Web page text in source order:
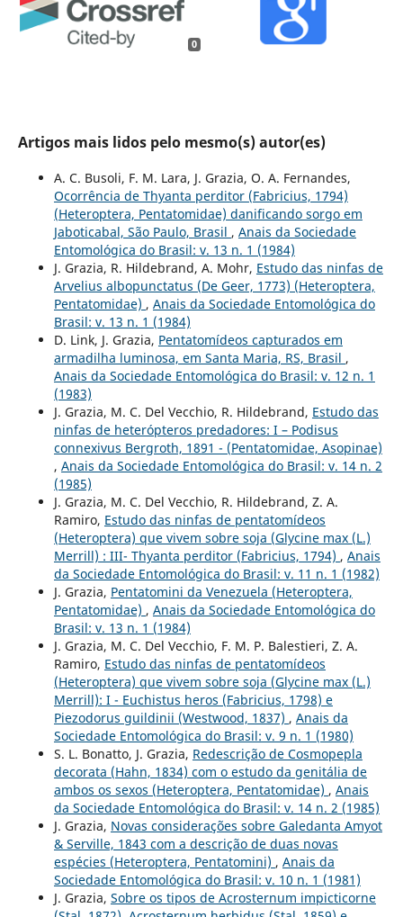
0
Artigos mais lidos pelo mesmo(s) autor(es)
A. C. Busoli, F. M. Lara, J. Grazia, O. A. Fernandes,
Ocorrência de Thyanta perditor (Fabricius, 1794)
(Heteroptera, Pentatomidae) danificando sorgo em
Jaboticabal, São Paulo, Brasil , Anais da Sociedade
Entomológica do Brasil: v. 13 n. 1 (1984)
J. Grazia, R. Hildebrand, A. Mohr, Estudo das ninfas de
Arvelius albopunctatus (De Geer, 1773) (Heteroptera,
Pentatomidae) , Anais da Sociedade Entomológica do
Brasil: v. 13 n. 1 (1984)
D. Link, J. Grazia, Pentatomídeos capturados em
armadilha luminosa, em Santa Maria, RS, Brasil ,
Anais da Sociedade Entomológica do Brasil: v. 12 n. 1
(1983)
J. Grazia, M. C. Del Vecchio, R. Hildebrand, Estudo das
ninfas de heterópteros predadores: I – Podisus
connexivus Bergroth, 1891 - (Pentatomidae, Asopinae)
, Anais da Sociedade Entomológica do Brasil: v. 14 n. 2
(1985)
J. Grazia, M. C. Del Vecchio, R. Hildebrand, Z. A.
Ramiro, Estudo das ninfas de pentatomídeos
(Heteroptera) que vivem sobre soja (Glycine max (L.)
Merrill) : III- Thyanta perditor (Fabricius, 1794) , Anais
da Sociedade Entomológica do Brasil: v. 11 n. 1 (1982)
J. Grazia, Pentatomini da Venezuela (Heteroptera,
Pentatomidae) , Anais da Sociedade Entomológica do
Brasil: v. 13 n. 1 (1984)
J. Grazia, M. C. Del Vecchio, F. M. P. Balestieri, Z. A.
Ramiro, Estudo das ninfas de pentatomídeos
(Heteroptera) que vivem sobre soja (Glycine max (L.)
Merrill): I - Euchistus heros (Fabricius, 1798) e
Piezodorus guildinii (Westwood, 1837) , Anais da
Sociedade Entomológica do Brasil: v. 9 n. 1 (1980)
S. L. Bonatto, J. Grazia, Redescrição de Cosmopepla
decorata (Hahn, 1834) com o estudo da genitália de
ambos os sexos (Heteroptera, Pentatomidae) , Anais
da Sociedade Entomológica do Brasil: v. 14 n. 2 (1985)
J. Grazia, Novas considerações sobre Galedanta Amyot
& Serville, 1843 com a descrição de duas novas
espécies (Heteroptera, Pentatomini) , Anais da
Sociedade Entomológica do Brasil: v. 10 n. 1 (1981)
J. Grazia, Sobre os tipos de Acrosternum impicticorne